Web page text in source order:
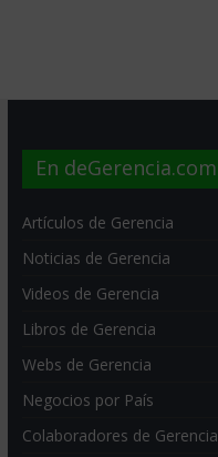
En deGerencia.com
Artículos de Gerencia
Noticias de Gerencia
Videos de Gerencia
Libros de Gerencia
Webs de Gerencia
Negocios por País
Colaboradores de Gerencia